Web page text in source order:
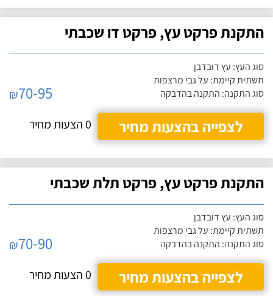
התקנת פרקט עץ, פרקט דו שכבתי
סוג העץ: עץ דובדבן
תשתית קיימת: על גבי מרצפות
סוג התקנה: התקנה בהדבקה
₪70-95
לצפייה בהצעות מחיר
0 הצעות מחיר
התקנת פרקט עץ, פרקט תלת שכבתי
סוג העץ: עץ דובדבן
תשתית קיימת: על גבי מרצפות
סוג התקנה: התקנה בהדבקה
₪70-90
לצפייה בהצעות מחיר
0 הצעות מחיר